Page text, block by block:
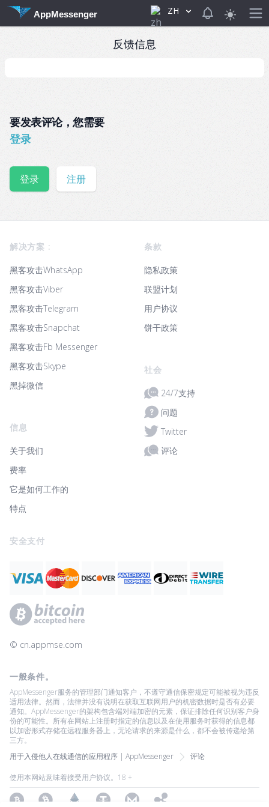
AppMessenger ZH View
反馈信息
要发表评论，您需要
登录
登录 注册
解决方案 :
黑客攻击WhatsApp
黑客攻击Viber
黑客攻击Telegram
黑客攻击Snapchat
黑客攻击Fb Messenger
黑客攻击Skype
黑掉微信
信息
关于我们
费率
它是如何工作的
特点
条款
隐私政策
联盟计划
用户协议
饼干政策
社会
24/7支持
问题
Twitter
评论
安全支付
© ‌cn.appmse.com
一般条件。
AppMessenger服务的管理部门通知客户，不遵守通信保密规定可能被视为违反
适用法律。然而，法律并没有说明在获取互联网用户的机密数据时是否有必要
通知。AppMessenger的架构包含端对端加密的元素，保证排除任何识别客户身
份的可能性。所有在网站上注册时指定的信息以及在使用服务时获得的信息都
以加密形式存储在远程服务器上，无论请求的来源是什么，都不会被传递给第
三方。
用于入侵他人在线通信的应用程序 | AppMessenger
评论
使用本网站意味着接受用户协议。18 +
BitcoinBitcoin CashEthereumTetherMoneroRipple